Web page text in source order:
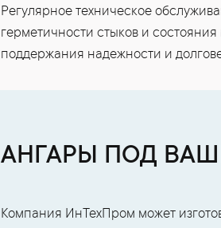
Регулярное техническое
герметичности стыков и
поддержания надежности и
АНГАРЫ ПОД
Компания ИнТехПром может